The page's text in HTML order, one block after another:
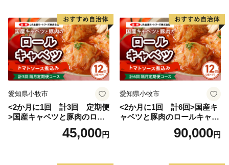
愛知県小牧市
<2か月に1回 計3回 定期便
>国産キャベツと豚肉のロー
ルキャベツ（6P入り）
45,000円
愛知県小牧市
<2か月に1回 計6回>国産キ
ャベツと豚肉のロールキャベ
90,000円